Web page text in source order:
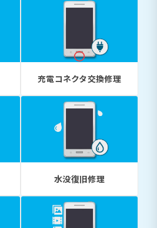
充電コネクタ交換修理
水没復旧修理